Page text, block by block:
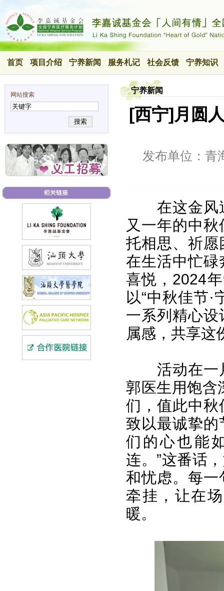
首页 项目介绍 宁养新闻 服务札记 社会反馈 宁养知识
网站搜索
搜索
宁养新闻
[西宁]月圆
发布单位：青
在这金风
又一年的中
托相思、祈
在生活中忙
喜悦，2024
以“中秋佳节
一系列精心
属感，共享这
活动在一
郭医生用饱含
们，值此中
致以最诚挚
们的心也能
连。”这番话
和忧虑。每
牵挂，让在
暖。